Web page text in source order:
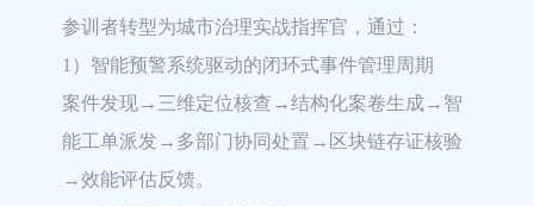
参训者转型为城市治理实战指挥官，通过：
1）智能预警系统驱动的闭环式事件管理周期
案件发现→三维定位核查→结构化案卷生成→智
能工单派发→多部门协同处置→区块链存证核验
→效能评估反馈。